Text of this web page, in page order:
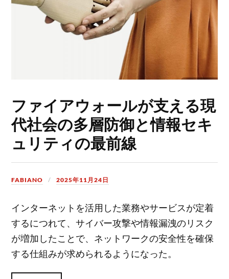
ファイアウォールが支える現
代社会の多層防御と情報セキ
ュリティの最前線
FABIANO 2025年11月24日
インターネットを活用した業務やサービスが定着
するにつれて、サイバー攻撃や情報漏洩のリスク
が増加したことで、ネットワークの安全性を確保
する仕組みが求められるようになった。